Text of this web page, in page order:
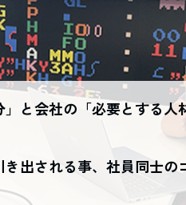
と会社の「必要とする人
出される事、社員同士の